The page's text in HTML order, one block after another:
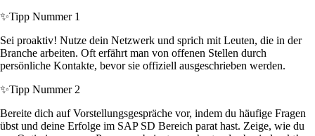
✨Tipp Nummer 1
Sei proaktiv! Nutze dein Netzwerk und sprich mit Leuten, die in der
Branche arbeiten. Oft erfährt man von offenen Stellen durch
persönliche Kontakte, bevor sie offiziell ausgeschrieben werden.
✨Tipp Nummer 2
Bereite dich auf Vorstellungsgespräche vor, indem du häufige Fragen
übst und deine Erfolge im SAP SD Bereich parat hast. Zeige, wie du